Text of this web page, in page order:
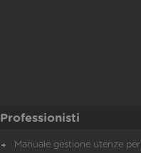
Professionisti
Manuale gestione utenze per